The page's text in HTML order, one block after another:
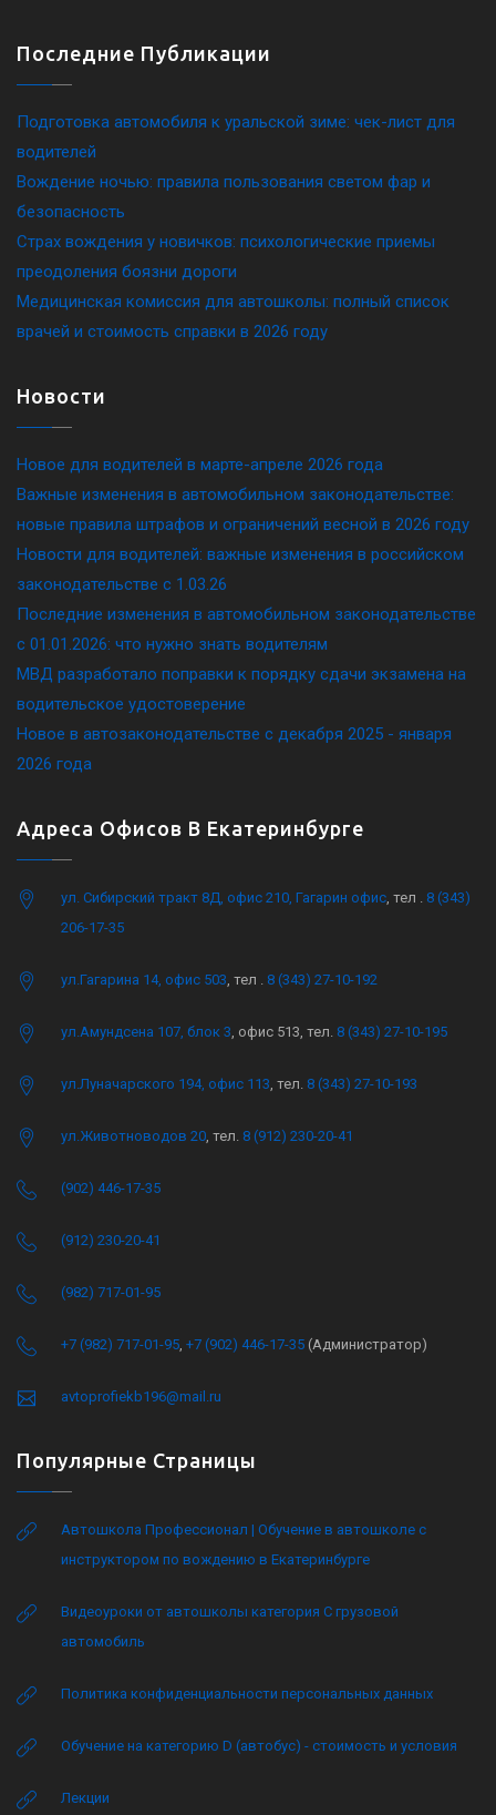
Последние Публикации
Подготовка автомобиля к уральской зиме: чек-лист для
водителей
Вождение ночью: правила пользования светом фар и
безопасность
Страх вождения у новичков: психологические приемы
преодоления боязни дороги
Медицинская комиссия для автошколы: полный список
врачей и стоимость справки в 2026 году
Новости
Новое для водителей в марте-апреле 2026 года
Важные изменения в автомобильном законодательстве:
новые правила штрафов и ограничений весной в 2026 году
Новости для водителей: важные изменения в российском
законодательстве c 1.03.26
Последние изменения в автомобильном законодательстве
c 01.01.2026: что нужно знать водителям
МВД разработало поправки к порядку сдачи экзамена на
водительское удостоверение
Новое в автозаконодательстве с декабря 2025 - января
2026 года
Адреса Офисов В Екатеринбурге
ул. Сибирский тракт 8Д, офис 210, Гагарин офис, тел . 8 (343)
206-17-35
ул.Гагарина 14, офис 503, тел . 8 (343) 27-10-192
ул.Амундсена 107, блок 3, офис 513, тел. 8 (343) 27-10-195
ул.Луначарского 194, офис 113, тел. 8 (343) 27-10-193
ул.Животноводов 20, тел. 8 (912) 230-20-41
(902) 446-17-35
(912) 230-20-41
(982) 717-01-95
+7 (982) 717-01-95, +7 (902) 446-17-35 (Администратор)
avtoprofiekb196@mail.ru
Популярные Страницы
Автошкола Профессионал | Обучение в автошколе с
инструктором по вождению в Екатеринбурге
Видеоуроки от автошколы категория C грузовой
автомобиль
Политика конфиденциальности персональных данных
Обучение на категорию D (автобус) - стоимость и условия
Лекции